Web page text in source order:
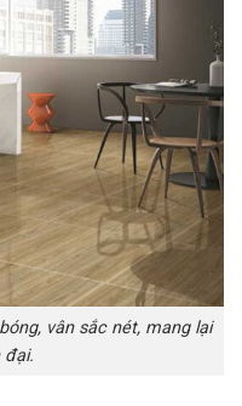
vân sắc nét, mang lại
đại.